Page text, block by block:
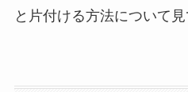
と片付ける方法について見